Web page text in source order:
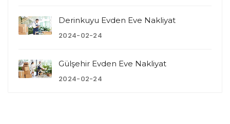
Derinkuyu Evden Eve Nakliyat
2024-02-24
Gülşehir Evden Eve Nakliyat
2024-02-24